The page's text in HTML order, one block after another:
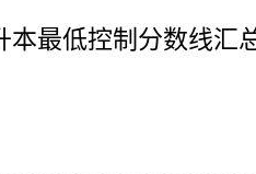
本最低控制分数线汇